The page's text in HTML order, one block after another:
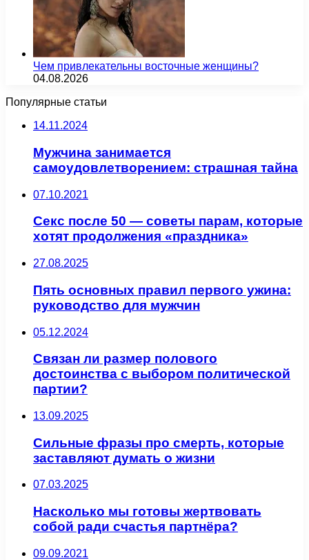
Чем привлекательны восточные женщины?
04.08.2026
Популярные статьи
14.11.2024
Мужчина занимается
самоудовлетворением: страшная тайна
07.10.2021
Секс после 50 — советы парам, которые
хотят продолжения «праздника»
27.08.2025
Пять основных правил первого ужина:
руководство для мужчин
05.12.2024
Связан ли размер полового
достоинства с выбором политической
партии?
13.09.2025
Сильные фразы про смерть, которые
заставляют думать о жизни
07.03.2025
Насколько мы готовы жертвовать
собой ради счастья партнёра?
09.09.2021